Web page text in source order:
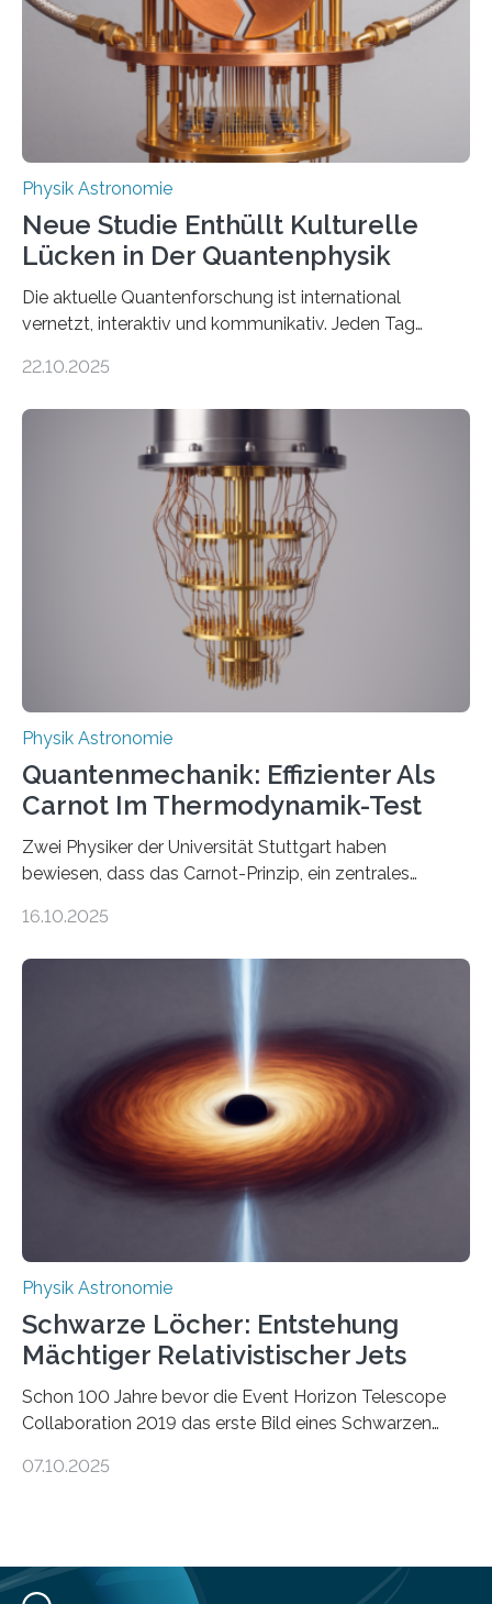
Der lange diskutierte Thorium-Kernübergang wurde
gefunden. Kurz darauf konnte man zeigen, dass sich
Thorium tatsächlich nutzen lässt, um hochpräzise…
Physik Astronomie
Neue Studie Enthüllt Kulturelle
Lücken in Der Quantenphysik
Die aktuelle Quantenforschung ist international
vernetzt, interaktiv und kommunikativ. Jeden Tag
oft von Autor*innen, die eng zusammenarbeiten. Neue
werden schnell weiterentwickelt. Dies ist der Alltag in
der Forschung der Quantentheorie, die dieses Jahr 100
Jahre alt geworden ist, weshalb die UNESCO 2025 zum
Internationalen Jahr der Quantenwissenschaft und -
technologie ausgerufen hat. Doch nun hat eine
internationale Forschungsgruppe um den
22.10.2025
Physik Astronomie
Quantenmechanik: Effizienter Als
Carnot Im Thermodynamik-Test
Zwei Physiker der Universität Stuttgart haben
bewiesen, dass das Carnot-Prinzip, ein zentrales
Größenordnung von Atomen gilt, deren physikalische
Quantenmotoren voranbringen. Das
Wissenschaftsjournal Science Advances veröffentlichte
die Herleitung. (DOI: 10.1126/sciadv.adw8462)
Verbrennungsmotoren oder Dampfturbinen sind
Wärmekraftmaschinen: Sie wandeln thermische
Energie in mechanische Bewegung um – oder anders
ausgedrückt, Wärme in Bewegung. In
quantenmechanischen Experimenten ist es in den…
16.10.2025
Physik Astronomie
Schwarze Löcher: Entstehung
Mächtiger Relativistischer Jets
Schon 100 Jahre bevor die Event Horizon Telescope
Collaboration 2019 das erste Bild eines Schwarzen
hatte der Astronom Heber Curtis einen seltsamen
werden auch von anderen Schwarzen Löchern
07.10.2025